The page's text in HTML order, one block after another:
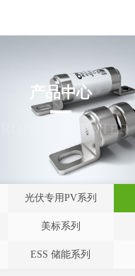
产品中心
PRODUCT CENTER
光伏专用PV系列
美标系列
ESS 储能系列